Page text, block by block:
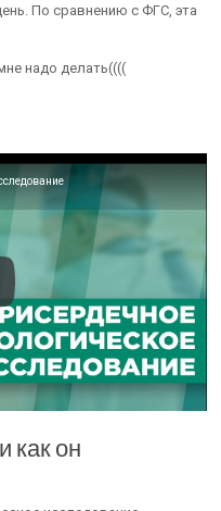
По сравнению с ФГС, эта
надо делать((((
как он